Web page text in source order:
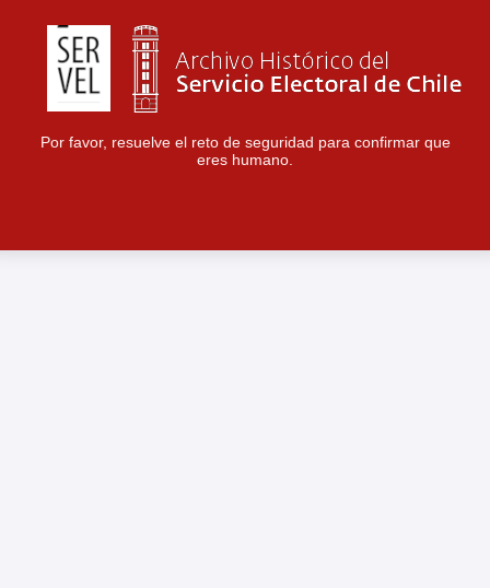
Por favor, resuelve el reto de seguridad para confirmar que
eres humano.